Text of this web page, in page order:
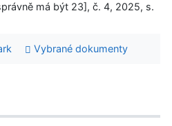
má být 23], č. 4, 2025, s.
Vybrané dokumenty